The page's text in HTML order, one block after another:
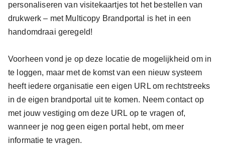
personaliseren van visitekaartjes tot het bestellen van
drukwerk – met Multicopy Brandportal is het in een
handomdraai geregeld!
Voorheen vond je op deze locatie de mogelijkheid om in
te loggen, maar met de komst van een nieuw systeem
heeft iedere organisatie een eigen URL om rechtstreeks
in de eigen brandportal uit te komen. Neem contact op
met jouw vestiging om deze URL op te vragen of,
wanneer je nog geen eigen portal hebt, om meer
informatie te vragen.